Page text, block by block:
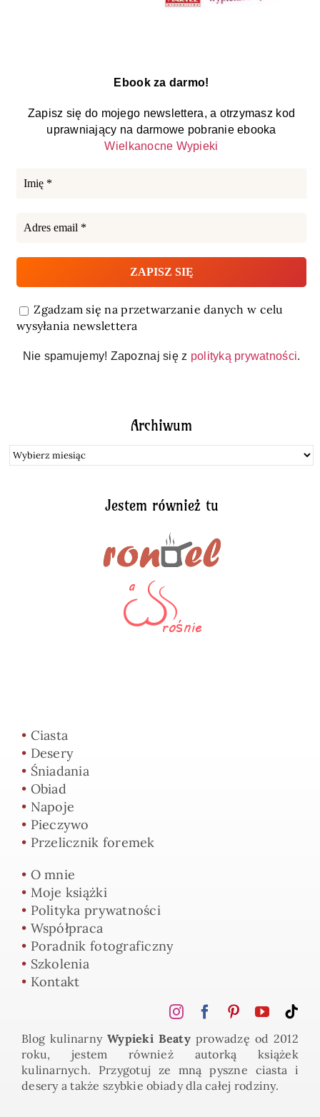
Ebook za darmo!
Zapisz się do mojego newslettera, a otrzymasz kod
uprawniający na darmowe pobranie ebooka
Wielkanocne Wypieki
Zgadzam się na przetwarzanie danych w celu
wysyłania newslettera
Nie spamujemy! Zapoznaj się z polityką prywatności.
Archiwum
Archiwum
Jestem również tu
• Ciasta
• Desery
• Śniadania
• Obiad
• Napoje
• Pieczywo
• Przelicznik foremek
• O mnie
• Moje książki
• Polityka prywatności
• Współpraca
• Poradnik fotograficzny
• Szkolenia
• Kontakt
Blog kulinarny Wypieki Beaty prowadzę od 2012
roku, jestem również autorką książek
kulinarnych. Przygotuj ze mną pyszne ciasta i
desery a także szybkie obiady dla całej rodziny.